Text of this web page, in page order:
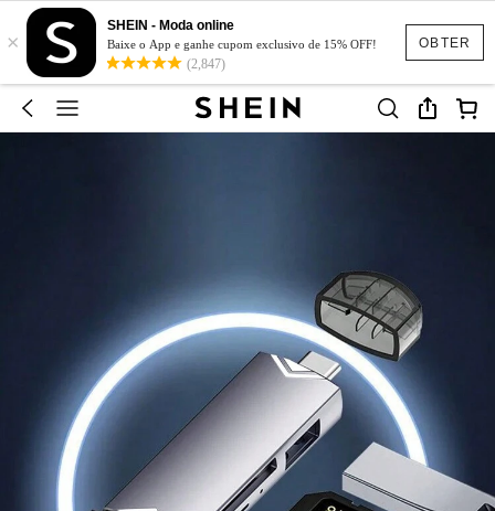
OBTER
×
SHEIN - Moda online
Baixe o App e ganhe cupom exclusivo de 15% OFF!
(2,847)